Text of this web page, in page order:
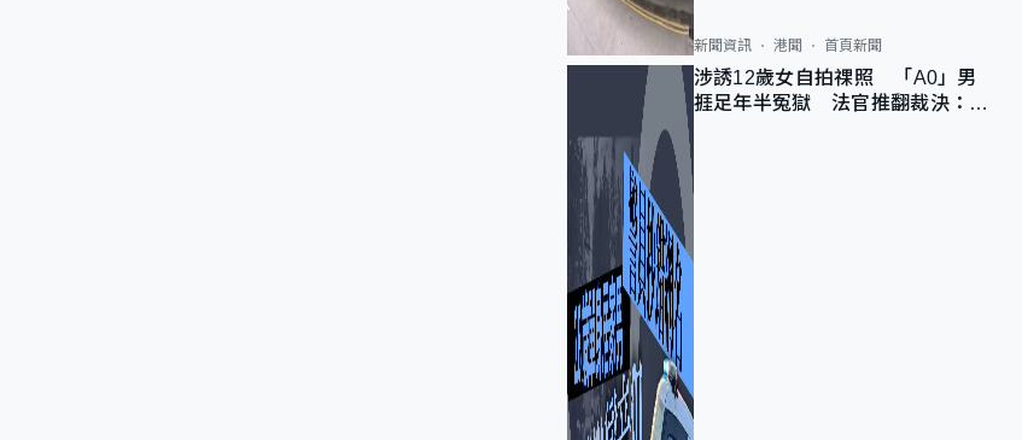
新聞資訊 港聞 首頁新聞
涉誘12歲女自拍祼照 「A0」男
捱足年半冤獄 法官推翻裁決：抄